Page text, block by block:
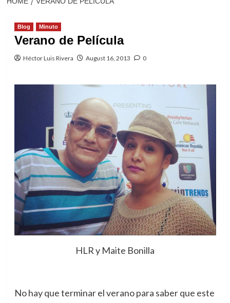
Blog Minuto
Verano de Película
Héctor Luis Rivera August 16, 2013 0
HLR y Maite Bonilla
No hay que terminar el verano para saber que este